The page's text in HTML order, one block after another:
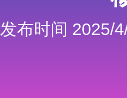
发布时间 2025/